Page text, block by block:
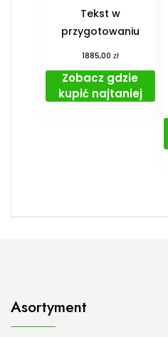
Tekst w
przygotowaniu
1885,00 zł
Zobacz gdzie
kupić najtaniej
Asortyment